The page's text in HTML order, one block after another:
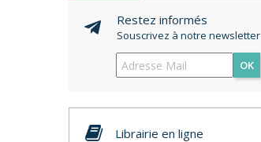
Restez informés
Souscrivez à notre newsletter
OK
Librairie en ligne